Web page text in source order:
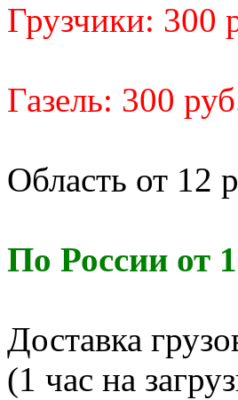
Грузчики: 300
Газель: 300
Область от 12
По России от
Доставка
(1 час на